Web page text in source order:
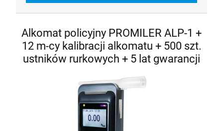
Alkomat policyjny PROMILER ALP-1 +
12 m-cy kalibracji alkomatu + 500 szt.
ustników rurkowych + 5 lat gwarancji